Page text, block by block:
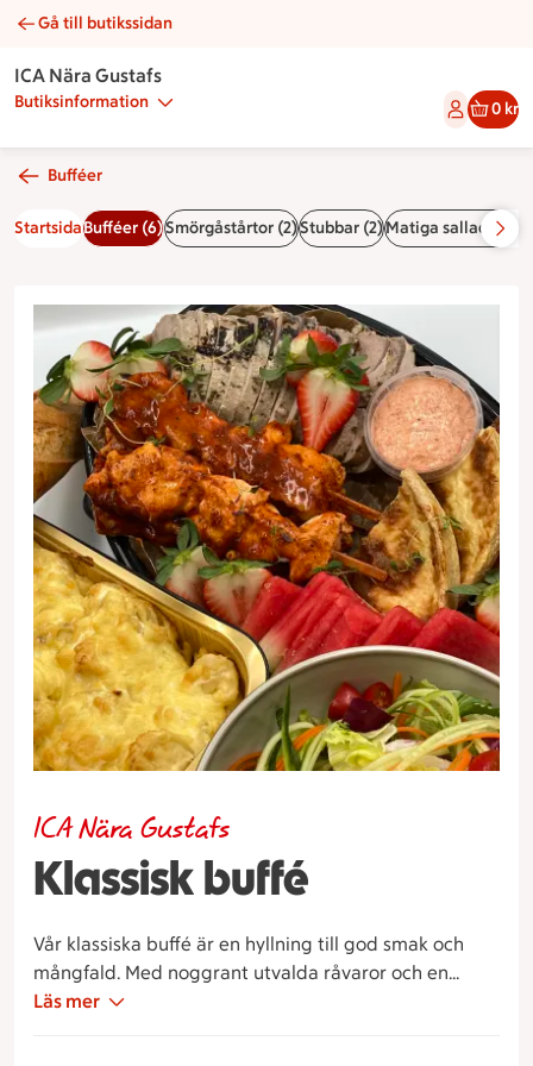
Klassisk buffé | Catering ICA Nära Gustafs
Gå till butikssidan
ICA Nära Gustafs
Butiksinformation 0 kr
Bufféer
StartsidaBufféer (6)Smörgåstårtor (2)Stubbar (2)Matiga sallader (3)
Klassisk buffé
ICA Nära Gustafs
Vår klassiska buffé är en hyllning till god smak och
mångfald. Med noggrant utvalda råvaror och en
passion för traditionella smaker skapar vi en
Läs mer